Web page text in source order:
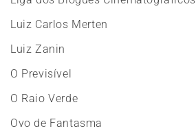
Luiz Carlos Merten
Luiz Zanin
O Previsível
O Raio Verde
Ovo de Fantasma